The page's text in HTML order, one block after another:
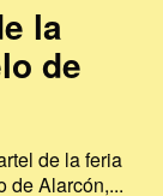
la
de
de la feria
de Alarcón,...